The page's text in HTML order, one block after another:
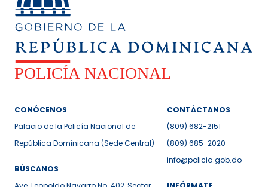
CONÓCENOS
Palacio de la Policía Nacional de
República Dominicana (Sede Central)
BÚSCANOS
CONTÁCTANOS
(809) 682-2151
(809) 685-2020
info@policia.gob.do